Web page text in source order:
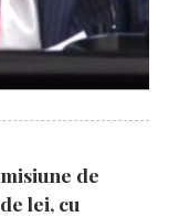
de
lei, cu